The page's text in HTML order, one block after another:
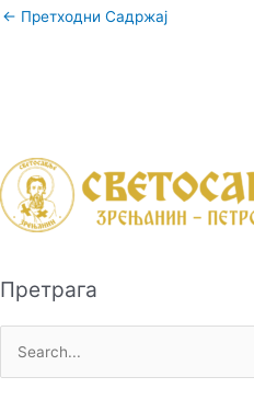
← Претходни Садржај
Претрага